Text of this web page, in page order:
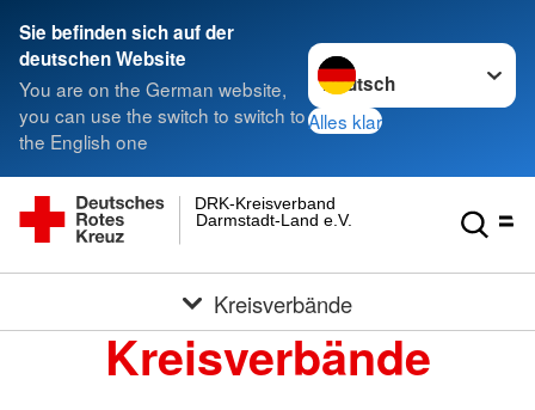
Sie befinden sich auf der
deutschen Website
You are on the German website,
you can use the switch to switch to
the English one
Sprache wechseln zu
Alles klar
Darmstadt-Land e.V.
DRK-Kreisverband
Kreisverbände
Kreisverbände